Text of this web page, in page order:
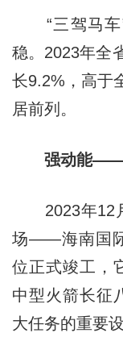
“三驾马车”
稳。2023年全
长9.2%，高于
居前列。
强动能——
2023年12月
场——海南国
位正式竣工，
中型火箭长征
大任务的重要设